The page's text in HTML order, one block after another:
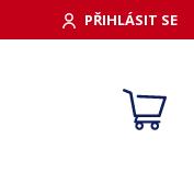
PŘIHLÁSIT SE